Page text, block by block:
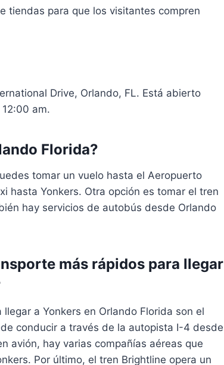
tiendas para que los visitantes compren
Drive, Orlando, FL. Está abierto
am.
Florida?
tomar un vuelo hasta el Aeropuerto
hasta Yonkers. Otra opción es tomar el tren
hay servicios de autobús desde Orlando
más rápidos para llegar
a Yonkers en Orlando Florida son el
conducir a través de la autopista I-4 desde
avión, hay varias compañías aéreas que
Por último, el tren Brightline opera un